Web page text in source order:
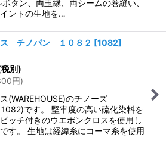
タン、両玉縁、両シームの巻縫い、
ントの生地を…
ス チノパン １０８２ [1082]
別)
円)
(WAREHOUSE)のチノーズ
です。 堅牢度の高い硫化染料を
ッチ付きのウエポンクロスを使用し
す。 生地は経緯糸にコーマ糸を使用